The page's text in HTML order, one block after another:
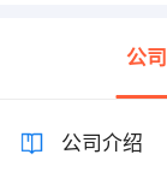
公
公司介绍